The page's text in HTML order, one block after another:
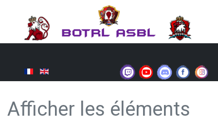
Afficher les éléments